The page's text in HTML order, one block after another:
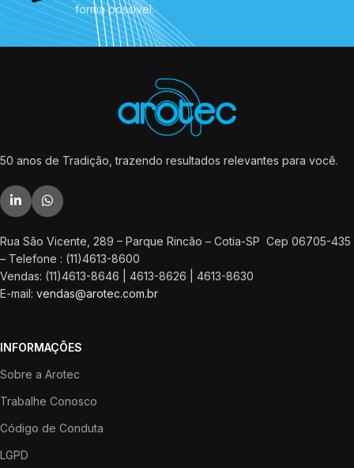
forma possível.
50 anos de Tradição, trazendo resultados relevantes para você.
Rua São Vicente, 289 – Parque Rincão – Cotia-SP Cep 06705-435
– Telefone : (11)4613-8600
Vendas: (11)4613-8646 | 4613-8626 | 4613-8630
E-mail: vendas@arotec.com.br
INFORMAÇÕES
Sobre a Arotec
Trabalhe Conosco
Código de Conduta
LGPD